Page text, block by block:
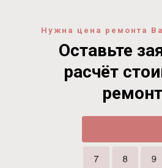
Нужна цена ремонта
Оставьте
расчёт